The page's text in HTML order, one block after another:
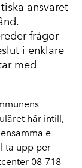
ansvaret
frågor
i enklare
med
här intill,
e-
ta upp per
08-718